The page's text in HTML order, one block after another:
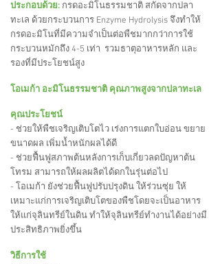
ประกอบด้วย: กรดอะมิโนธรรมชาติ สกัดจากปลา
ทะเล ด้วยกระบวนการ Enzyme Hydrolysis จึงทำให้
กรดอะมิโนที่มีความจำเป็นต่อพืชมากกว่าการใช้
กระบวนหมักถึง 4-5 เท่า รวมธาตุอาหารหลัก และ
รองที่มีประโยชน์สูง
โอเมก้า อะมิโนธรรมชาติ คุณภาพสูงจากปลาทะเล
คุณประโยชน์
- ช่วยให้พืชเจริญเติบโตไว เร่งการแตกใบอ่อน ขยาย
ขนาดผล เพิ่มน้ำหนักผลได้ดี
- ช่วยฟื้นฟูสภาพต้นหลังการเก็บเกี่ยวลดปัญหาต้น
โทรม สามารถให้ผลผลิตได้ดกในรุ่นต่อไป
- โอเมก้า ยังช่วยฟื้นฟูปรับปรุงดิน ให้ร่วนซุ่ย ให้
เหมาะแก่การเจริญเติบโตของพืชโดยจะเป็นอาหาร
ให้แก่จุลินทรีย์ในดิน ทำให้จุลินทรีย์ทำงานได้อย่างมี
ประสิทธิภาพยิ่งขึ้น
วิธีการใช้